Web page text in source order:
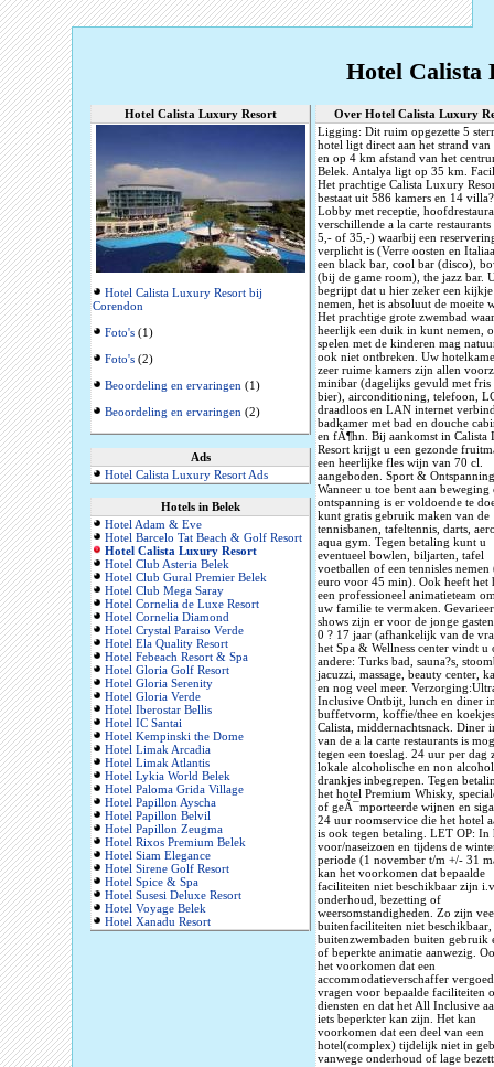
Hotel Calista
Hotel Calista Luxury Resort
Hotel Calista Luxury Resort bij
Corendon
Foto's (1)
Foto's (2)
Beoordeling en ervaringen (1)
Beoordeling en ervaringen (2)
Ads
Hotel Calista Luxury Resort Ads
Hotels in Belek
Hotel Adam & Eve
Hotel Barcelo Tat Beach & Golf Resort
Hotel Calista Luxury Resort
Hotel Club Asteria Belek
Hotel Club Gural Premier Belek
Hotel Club Mega Saray
Hotel Cornelia de Luxe Resort
Hotel Cornelia Diamond
Hotel Crystal Paraiso Verde
Hotel Ela Quality Resort
Hotel Febeach Resort & Spa
Hotel Gloria Golf Resort
Hotel Gloria Serenity
Hotel Gloria Verde
Hotel Iberostar Bellis
Hotel IC Santai
Hotel Kempinski the Dome
Hotel Limak Arcadia
Hotel Limak Atlantis
Hotel Lykia World Belek
Hotel Paloma Grida Village
Hotel Papillon Ayscha
Hotel Papillon Belvil
Hotel Papillon Zeugma
Hotel Rixos Premium Belek
Hotel Siam Elegance
Hotel Sirene Golf Resort
Hotel Spice & Spa
Hotel Susesi Deluxe Resort
Hotel Voyage Belek
Hotel Xanadu Resort
Over Hotel Calista Luxury
Ligging: Dit ruim opgezette 5
hotel ligt direct aan het strand van
en op 4 km afstand van het
Belek. Antalya ligt op 35 km.
Het prachtige Calista Luxury
bestaat uit 586 kamers en 14
Lobby met receptie,
verschillende a la carte
5,- of 35,-) waarbij een
verplicht is (Verre oosten en
een black bar, cool bar (disco),
(bij de game room), the jazz bar.
begrijpt dat u hier zeker een
nemen, het is absoluut de moeite
Het prachtige grote zwembad
heerlijk een duik in kunt nemen,
spelen met de kinderen mag
ook niet ontbreken. Uw
zeer ruime kamers zijn allen
minibar (dagelijks gevuld met fris
bier), airconditioning, telefoon,
draadloos en LAN internet
badkamer met bad en douche
en fÃ¶hn. Bij aankomst in Calista
Resort krijgt u een gezonde
een heerlijke fles wijn van 70 cl.
aangeboden. Sport &
Wanneer u toe bent aan beweging
ontspanning is er voldoende te
kunt gratis gebruik maken van de
tennisbanen, tafeltennis, darts,
aqua gym. Tegen betaling kunt u
eventueel bowlen, biljarten, tafel
voetballen of een tennisles nemen
euro voor 45 min). Ook heeft het
een professioneel animatieteam
uw familie te vermaken.
shows zijn er voor de jonge
0 ? 17 jaar (afhankelijk van de
het Spa & Wellness center vindt u
andere: Turks bad, sauna?s,
jacuzzi, massage, beauty center,
en nog veel meer.
Inclusive Ontbijt, lunch en diner
buffetvorm, koffie/thee en
Calista, middernachtsnack. Diner
van de a la carte restaurants is
tegen een toeslag. 24 uur per dag
lokale alcoholische en non
drankjes inbegrepen. Tegen
het hotel Premium Whisky,
of geÃ¯mporteerde wijnen en
24 uur roomservice die het hotel
is ook tegen betaling. LET OP: In
voor/naseizoen en tijdens de
periode (1 november t/m +/- 31
kan het voorkomen dat bepaalde
faciliteiten niet beschikbaar zijn
onderhoud, bezetting of
weersomstandigheden. Zo zijn
buitenfaciliteiten niet beschikbaar,
buitenzwembaden buiten gebruik
of beperkte animatie aanwezig.
het voorkomen dat een
accommodatieverschaffer
vragen voor bepaalde faciliteiten
diensten en dat het All Inclusive
iets beperkter kan zijn. Het kan
voorkomen dat een deel van een
hotel(complex) tijdelijk niet in
vanwege onderhoud of lage